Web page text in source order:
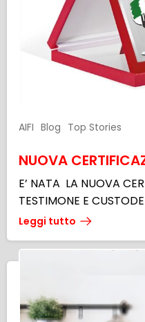
AIFI Blog Top Stories
NUOVA
E’ NATA LA NUOVA
TESTIMONE E
Leggi tutto